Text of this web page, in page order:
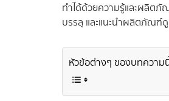
ทำได้ด้วยความรู้และผลิตภั
บรรลุ และแนะนำผลิตภัณฑ์
หัวข้อต่างๆ ของบทความ